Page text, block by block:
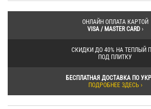
ОНЛАЙН ОПЛАТА КАРТОЙ
VISA / MASTER CARD›
СКИДКИ ДО 40% НА ТЕПЛЫЙ
ПОД ПЛИТКУ
БЕСПЛАТНАЯ ДОСТАВКА ПО
ПОДРОБНЕЕ ЗДЕСЬ ›